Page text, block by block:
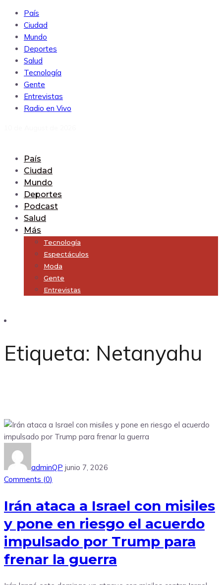
País
Ciudad
Mundo
Deportes
Salud
Tecnología
Gente
Entrevistas
Radio en Vivo
País
Ciudad
Mundo
Deportes
Podcast
Salud
Más
Tecnología
Espectáculos
Moda
Gente
Entrevistas
Etiqueta: Netanyahu
adminQP junio 7, 2026
Comments (0)
Irán ataca a Israel con misiles
y pone en riesgo el acuerdo
impulsado por Trump para
frenar la guerra